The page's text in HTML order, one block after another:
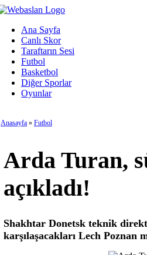
Ana Sayfa
Canlı Skor
Taraftarın Sesi
Futbol
Basketbol
Diğer Sporlar
Oyunlar
Anasayfa » Futbol
Arda Turan,
açıkladı!
Shakhtar Donetsk teknik
karşılaşacakları Lech Poznan